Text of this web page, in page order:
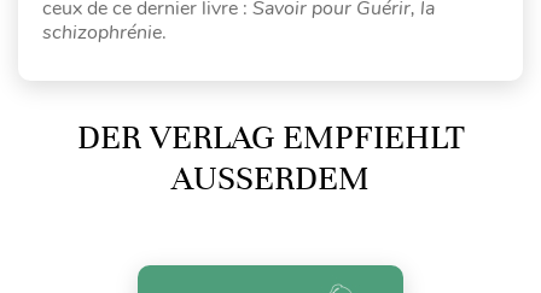
ceux de ce dernier livre : Savoir pour Guérir, la
schizophrénie.
DER VERLAG EMPFIEHLT
AUSSERDEM